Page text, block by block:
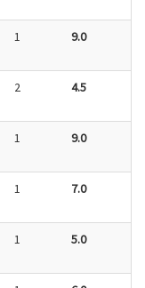
1 9.0
2 4.5
1 9.0
1 7.0
1 5.0